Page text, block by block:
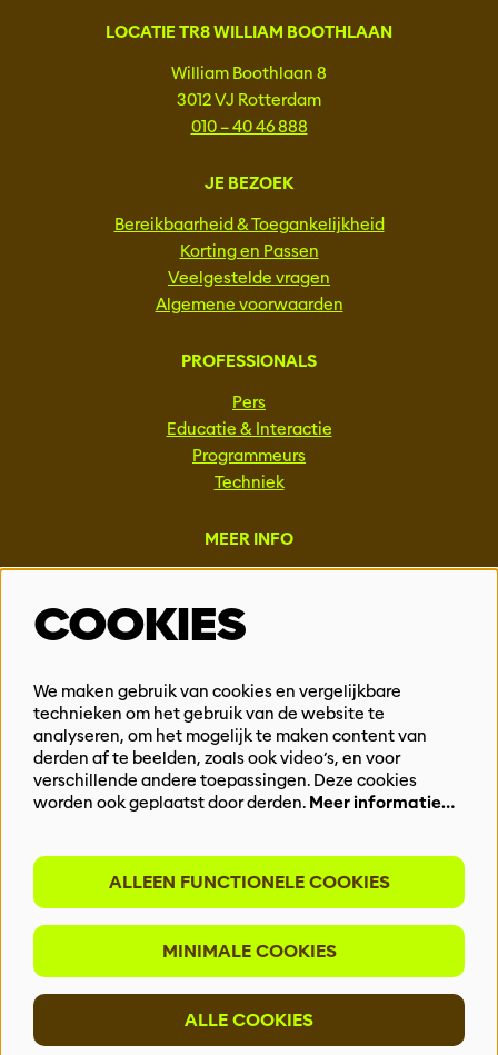
LOCATIE TR8 WILLIAM BOOTHLAAN
William Boothlaan 8
3012 VJ Rotterdam
010 – 40 46 888
JE BEZOEK
Bereikbaarheid & Toegankelijkheid
Korting en Passen
Veelgestelde vragen
Algemene voorwaarden
PROFESSIONALS
Pers
Educatie & Interactie
Programmeurs
Techniek
MEER INFO
Vacatures
Events & Partnerships
Privacy
BLIJF OP DE HOOGTE
Meld je aan voor onze nieuwsbrief
INSCHRIJVEN
COOKIES
We maken gebruik van cookies en vergelijkbare
technieken om het gebruik van de website te
analyseren, om het mogelijk te maken content van
derden af te beelden, zoals ook video’s, en voor
verschillende andere toepassingen. Deze cookies
worden ook geplaatst door derden. Meer informatie…
ALLEEN FUNCTIONELE COOKIES
MINIMALE COOKIES
ALLE COOKIES